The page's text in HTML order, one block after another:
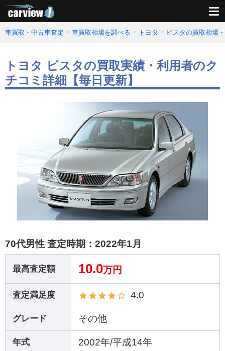
車買取・中古車査定 車買取相場を調べる トヨタ ビスタの買取相場
トヨタ ビスタの買取実績・利用者のク
チコミ詳細【毎日更新】
70代男性 査定時期： 2022年1月
最高査定額 10.0万円
査定満足度 4.0
グレード その他
年式 2002年/平成14年